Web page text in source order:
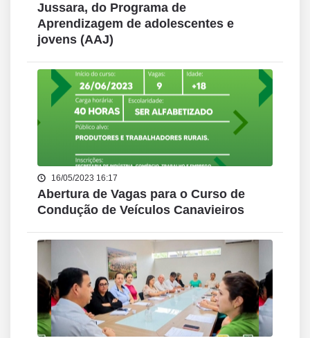
Jussara, do Programa de
Aprendizagem de adolescentes e
jovens (AAJ)
16/05/2023 16:17
Abertura de Vagas para o Curso de
Condução de Veículos Canavieiros